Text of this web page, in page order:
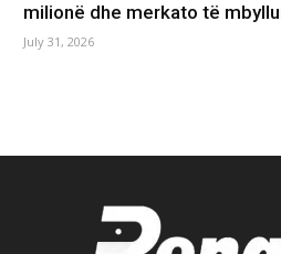
milionë dhe merkato të
July 31, 2026